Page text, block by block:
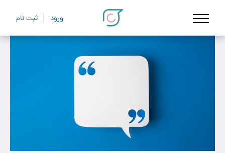
ورود ثبت نام